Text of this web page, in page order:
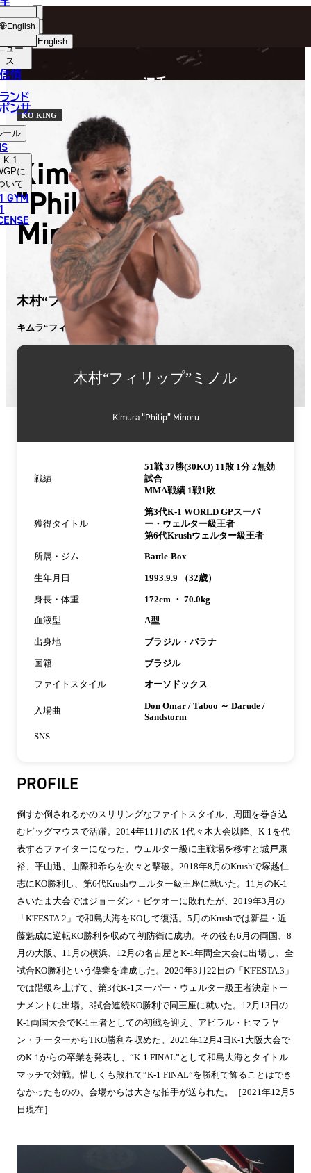
English
中文（简体）
中文（繁體）
ไทย
العربية
ョッ
プ
ュー
ス
情
ンド
ンサ
ール
K-1
に
いて
GYM
English
選手
KO KING
Kimura
“Philip”
Minoru
木村“フィリップ”ミノル
キムラ“フィリップ”ミノル
木村“フィリップ”ミノル
Kimura “Philip” Minoru
戦績
51戦 37勝(30KO) 11敗 1分 2無効
試合
MMA戦績 1戦1敗
獲得タイトル
第3代K-1 WORLD GPスーパ
ー・ウェルター級王者
第6代Krushウェルター級王者
所属・ジム Battle-Box
生年月日 1993.9.9 （32歳）
身長・体重 172cm ・ 70.0kg
血液型 A型
出身地 ブラジル・パラナ
国籍 ブラジル
ファイトスタイル オーソドックス
入場曲
Don Omar / Taboo ～ Darude /
Sandstorm
SNS
PROFILE
倒すか倒されるかのスリリングなファイトスタイル、周囲を巻き込
むビッグマウスで活躍。2014年11月のK-1代々木大会以降、K-1を代
表するファイターになった。ウェルター級に主戦場を移すと城戸康
裕、平山迅、山際和希らを次々と撃破。2018年8月のKrushで塚越仁
志にKO勝利し、第6代Krushウェルター級王座に就いた。11月のK-1
さいたま大会ではジョーダン・ピケオーに敗れたが、2019年3月の
「K'FESTA.2」で和島大海をKOして復活。5月のKrushでは新星・近
藤魁成に逆転KO勝利を収めて初防衛に成功。その後も6月の両国、8
月の大阪、11月の横浜、12月の名古屋とK-1年間全大会に出場し、全
試合KO勝利という偉業を達成した。2020年3月22日の「K'FESTA.3」
では階級を上げて、第3代K-1スーパー・ウェルター級王者決定トー
ナメントに出場。3試合連続KO勝利で同王座に就いた。12月13日の
K-1両国大会でK-1王者としての初戦を迎え、アビラル・ヒマラヤ
ン・チーターからTKO勝利を収めた。2021年12月4日K-1大阪大会で
のK-1からの卒業を発表し、“K-1 FINAL”として和島大海とタイトル
マッチで対戦。惜しくも敗れて“K-1 FINAL”を勝利で飾ることはでき
なかったものの、会場からは大きな拍手が送られた。［2021年12月5
日現在］